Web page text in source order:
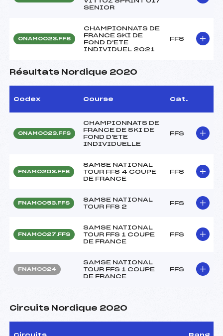
SENIOR
ONAM0023.FFS
CHAMPIONNATS DE
FRANCE SKI DE
FOND D'ETE
INDIVIDUEL 2021
FFS
Résultats Nordique 2020
Codex Course Cat.
ONAM0023.FFS
CHAMPIONNATS DE
FRANCE DE SKI DE
FOND D'ETE
INDIVIDUELLE
FFS
FNAM0203.FFS
SAMSE NATIONAL
TOUR FFS 4 COUPE
DE FRANCE
FFS
FNAM0053.FFS
SAMSE NATIONAL
TOUR FFS 2
FFS
FNAM0027.FFS
SAMSE NATIONAL
TOUR FFS 1 COUPE
DE FRANCE
FFS
FNAM0024
SAMSE NATIONAL
TOUR FFS 1 COUPE
DE FRANCE
FFS
Circuits Nordique 2020
Circuits Rang